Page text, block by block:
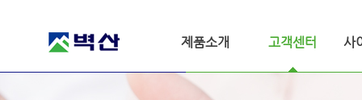
제품소개 고객센터 사